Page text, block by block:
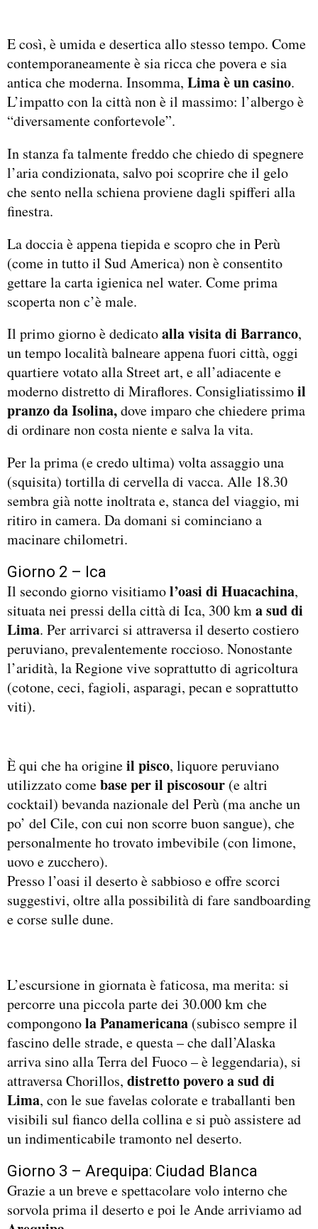
E così, è umida e desertica allo stesso tempo. Come
contemporaneamente è sia ricca che povera e sia
antica che moderna. Insomma, Lima è un casino.
L’impatto con la città non è il massimo: l’albergo è
“diversamente confortevole”.
In stanza fa talmente freddo che chiedo di spegnere
l’aria condizionata, salvo poi scoprire che il gelo
che sento nella schiena proviene dagli spifferi alla
finestra.
La doccia è appena tiepida e scopro che in Perù
(come in tutto il Sud America) non è consentito
gettare la carta igienica nel water. Come prima
scoperta non c’è male.
Il primo giorno è dedicatoalla visita di Barranco,
un tempo località balneare appena fuori città, oggi
quartiere votato alla Street art, e all’adiacente e
moderno distretto di Miraflores. Consigliatissimoil
pranzo da Isolina,dove imparo che chiedere prima
di ordinare non costa niente e salva la vita.
Per la prima (e credo ultima) volta assaggio una
(squisita) tortilla di cervella di vacca. Alle 18.30
sembra già notte inoltrata e, stanca del viaggio, mi
ritiro in camera. Da domani si cominciano a
macinare chilometri.
Giorno 2 – Ica
Il secondo giorno visitiamol’oasi di Huacachina,
situata nei pressi della città di Ica, 300 kma sud di
Lima. Per arrivarci si attraversa il deserto costiero
peruviano, prevalentemente roccioso. Nonostante
l’aridità, la Regione vive soprattutto di agricoltura
(cotone, ceci, fagioli, asparagi, pecan e soprattutto
viti).
È qui che ha origineil pisco, liquore peruviano
utilizzato comebase per il piscosour (e altri
cocktail) bevanda nazionale del Perù (ma anche un
po’ del Cile, con cui non scorre buon sangue), che
personalmente ho trovato imbevibile (con limone,
uovo e zucchero).
Presso l’oasi il deserto è sabbioso e offre scorci
suggestivi, oltre alla possibilità di fare sandboarding
e corse sulle dune.
L’escursione in giornata è faticosa, ma merita: si
percorre una piccola parte dei 30.000 km che
compongonola Panamericana (subisco sempre il
fascino delle strade, e questa – che dall’Alaska
arriva sino alla Terra del Fuoco – è leggendaria), si
attraversa Chorillos, distretto povero a sud di
Lima, con le sue favelas colorate e traballanti ben
visibili sul fianco della collina e si può assistere ad
un indimenticabile tramonto nel deserto.
Giorno 3 – Arequipa: Ciudad Blanca
Grazie a un breve e spettacolare volo interno che
sorvola prima il deserto e poi le Ande arriviamo ad